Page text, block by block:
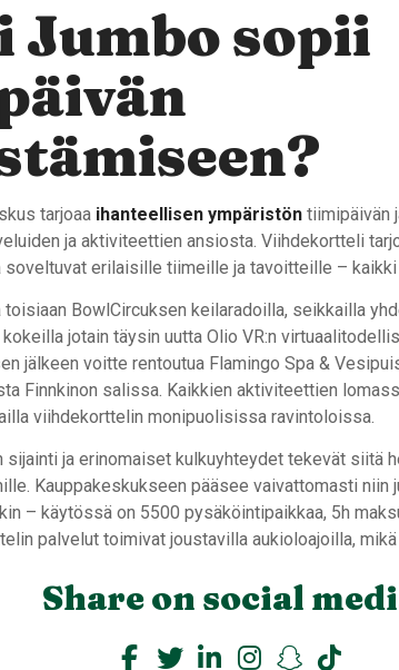
Jumbo sopii
tarjoaa ihanteellisen ympäristöntiimipäivän
ja aktiviteettien ansiosta. Viihdekortteli
soveltuvat erilaisille tiimeille ja tavoitteille – kaikki
BowlCircuksen keilaradoilla, seikkailla
jotain täysin uutta Olio VR:n
jälkeen voitte rentoutua Flamingo Spa &
Finnkinon salissa. Kaikkien aktiviteettien
viihdekorttelin monipuolisissa ravintoloissa.
sijainti ja erinomaiset kulkuyhteydet tekevät siitä
Kauppakeskukseen pääsee vaivattomasti niin
– käytössä on 5500 pysäköintipaikkaa, 5h
palvelut toimivat joustavilla aukioloajoilla,
Share on social